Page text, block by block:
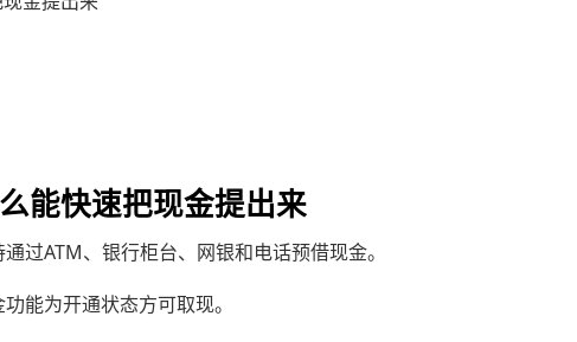
能快速把现金提出来
过ATM、银行柜台、网银和电话预借现金。
能为开通状态方可取现。